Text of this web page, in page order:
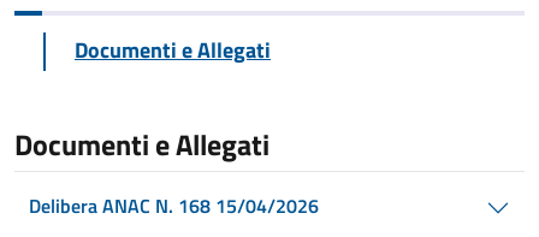
Documenti e Allegati
Documenti e Allegati
Delibera ANAC N. 168 15/04/2026